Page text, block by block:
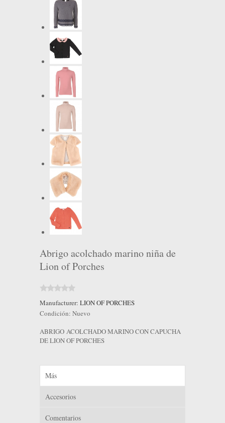
Abrigo acolchado marino niña de
Lion of Porches
Manufacturer: LION OF PORCHES
Condición: Nuevo
ABRIGO ACOLCHADO MARINO CON CAPUCHA
DE LION OF PORCHES
Más
Accesorios
Comentarios